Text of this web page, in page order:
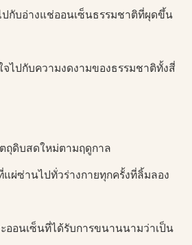
กับอ่างแช่ออนเซ็นธรรมชาติที่ผุดขึ้น
ไปกับความงดงามของธรรมชาติทั้งสี่
ถุดิบสดใหม่ตามฤดูกาล
ผ่ซ่านไปทั่วร่างกายทุกครั้งที่ลิ้มลอง
ออนเซ็นที่ได้รับการขนานนามว่าเป็น